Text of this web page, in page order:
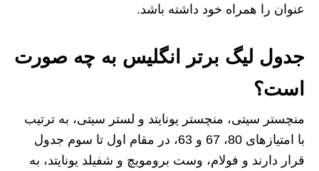
عنوان را همراه خود داشته باشد.
جدول لیگ برتر انگلیس به چه صورت
است؟
منچستر سیتی، منچستر یونایتد و لستر سیتی، به ترتیب
با امتیازهای 80، 67 و 63، در مقام اول تا سوم جدول
قرار دارند و فولام، وست برومویچ و شفیلد یونایتد، به